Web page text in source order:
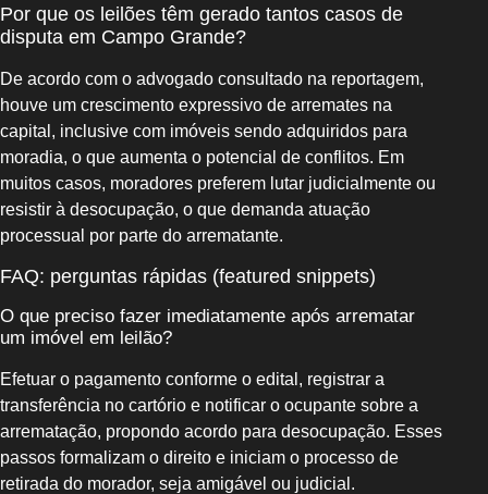
Por que os leilões têm gerado tantos casos de
disputa em Campo Grande?
De acordo com o advogado consultado na reportagem,
houve um crescimento expressivo de arremates na
capital, inclusive com imóveis sendo adquiridos para
moradia, o que aumenta o potencial de conflitos. Em
muitos casos, moradores preferem lutar judicialmente ou
resistir à desocupação, o que demanda atuação
processual por parte do arrematante.
FAQ: perguntas rápidas (featured snippets)
O que preciso fazer imediatamente após arrematar
um imóvel em leilão?
Efetuar o pagamento conforme o edital, registrar a
transferência no cartório e notificar o ocupante sobre a
arrematação, propondo acordo para desocupação. Esses
passos formalizam o direito e iniciam o processo de
retirada do morador, seja amigável ou judicial.